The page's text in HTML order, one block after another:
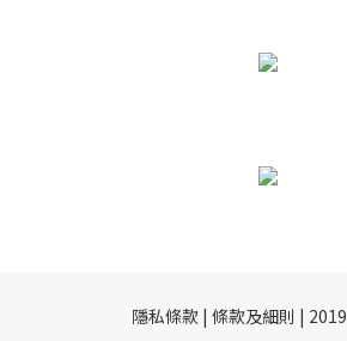
隱私條款 | 條款及細則 |